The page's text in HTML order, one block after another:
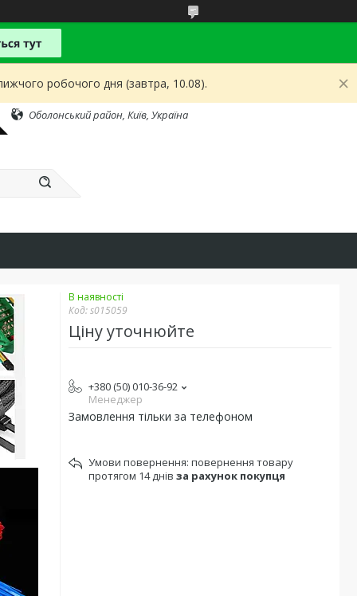
робочого дня (завтра, 10.08).
Оболонський район, Київ, Україна
В наявності
Код:s015059
Ціну уточнюйте
+380 (50) 010-36-92
Менеджер
Замовлення тільки за телефоном
повернення товару
протягом 14 днів за рахунок покупця